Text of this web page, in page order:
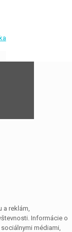
a reklám,
Informácie o
médiami,